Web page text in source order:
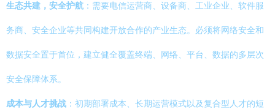
生态共建，安全护航 ：需要电信运营商、设备商、工业企业、软件服
务商、安全企业等共同构建开放合作的产业生态。必须将网络安全和
数据安全置于首位，建立健全覆盖终端、网络、平台、数据的多层次
安全保障体系。
成本与人才挑战 ：初期部署成本、长期运营模式以及复合型人才的短